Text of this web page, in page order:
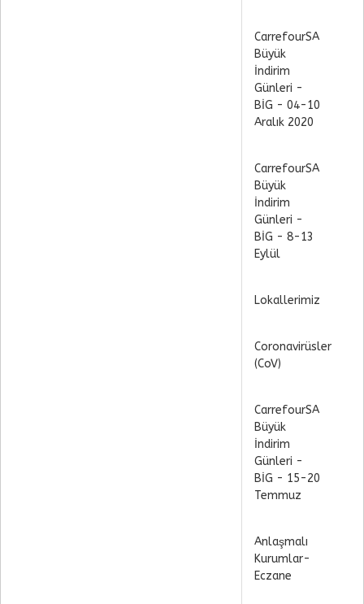
CarrefourSA
Büyük
İndirim
Günleri -
BİG - 04-10
Aralık 2020
CarrefourSA
Büyük
İndirim
Günleri -
BİG - 8-13
Eylül
Lokallerimiz
Coronavirüsler
(CoV)
CarrefourSA
Büyük
İndirim
Günleri -
BİG - 15-20
Temmuz
Anlaşmalı
Kurumlar-
Eczane